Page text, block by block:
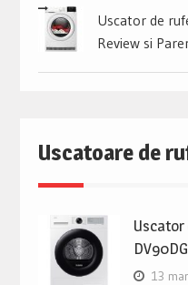
Uscator de
Review si
Uscatoare de
Uscator
13